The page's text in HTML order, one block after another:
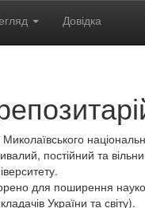
Довідка
постійний та
для поширення
України та світу).